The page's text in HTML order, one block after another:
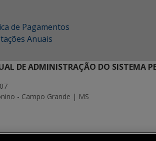
de Pagamentos
Anuais
DE ADMINISTRAÇÃO DO SISTEMA
- Campo Grande | MS